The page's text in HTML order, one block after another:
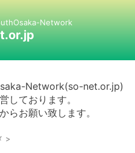
Network
Network(so-net.or.jp)
しております。
らお願い致します。
>